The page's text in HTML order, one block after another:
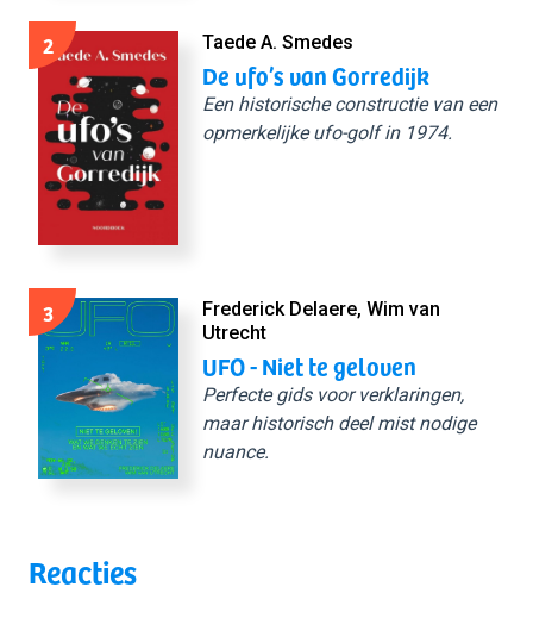
2 Taede A. Smedes
De ufo’s van Gorredijk
Een historische constructie van een
opmerkelijke ufo-golf in 1974.
3
Frederick Delaere, Wim van
Utrecht
UFO - Niet te geloven
Perfecte gids voor verklaringen,
maar historisch deel mist nodige
nuance.
Reacties